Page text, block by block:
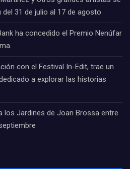
del 31 de julio al 17 de agosto
ha concedido el Premio Nenúfar
con el Festival In-Edit, trae un
a explorar las historias
los Jardines de Joan Brossa entre